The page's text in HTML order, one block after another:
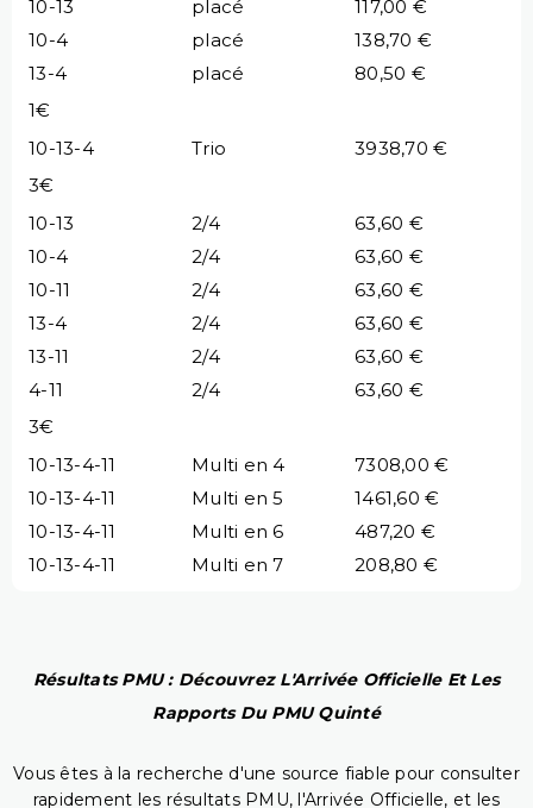
10-13 placé
117,00 €
10-4
placé
138,70 €
13-4
placé
80,50 €
1€
10-13-4
Trio
3938,70 €
3€
10-13
2/4
63,60 €
10-4
2/4
63,60 €
10-11
2/4
63,60 €
13-4
2/4
63,60 €
13-11
2/4
63,60 €
4-11
2/4
63,60 €
3€
10-13-4-11
Multi en 4
7308,00 €
10-13-4-11
Multi en 5
1461,60 €
10-13-4-11
Multi en 6
487,20 €
10-13-4-11
Multi en 7 208,80 €
Résultats PMU : Découvrez L'Arrivée Officielle Et Les
Rapports Du PMU Quinté
Vous êtes à la recherche d'une source fiable pour consulter
rapidement les résultats PMU, l'Arrivée Officielle, et les